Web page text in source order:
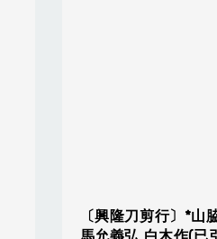
〔興隆刀剪行〕*山